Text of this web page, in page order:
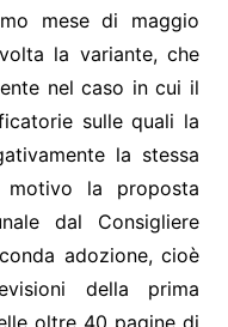
mese di maggio
la variante, che
nel caso in cui il
sulle quali la
la stessa
motivo la proposta
dal Consigliere
adozione, cioè
della prima
oltre 40 pagine di